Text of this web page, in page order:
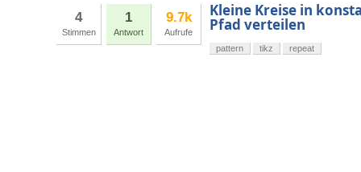
4
Stimmen
1
Antwort
9.7k
Aufrufe
Kleine Kreise in
Pfad verteilen
pattern tikz repeat